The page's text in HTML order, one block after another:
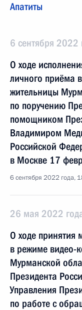
Апатиты
6 сентября 2022
О ходе
личного приёма
жительницы
по поручению
помощником
Владимиром
Российской
в Москве 17
6 сентября 2022 года,
26 мая 2022
О ходе принятия
в режиме видео-
Мурманской
Президента
Управления
по работе с